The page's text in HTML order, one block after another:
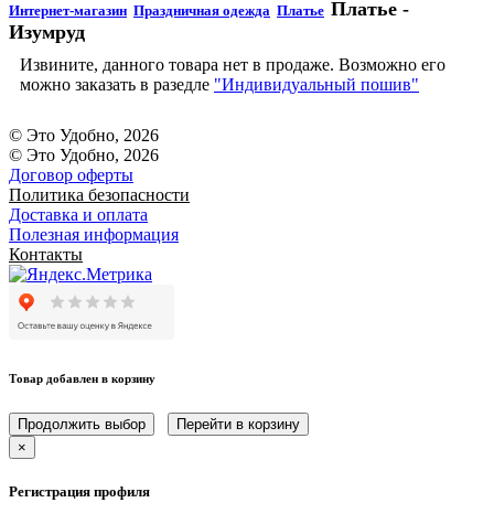
Интернет-магазин Праздничная одежда Платье Платье -
Изумруд
Извините, данного товара нет в продаже. Возможно его
можно заказать в разедле "Индивидуальный пошив"
© Это Удобно, 2026
© Это Удобно, 2026
Договор оферты
Политика безопасности
Доставка и оплата
Полезная информация
Контакты
Товар добавлен в корзину
Продолжить выбор
Перейти в корзину
×
Регистрация профиля